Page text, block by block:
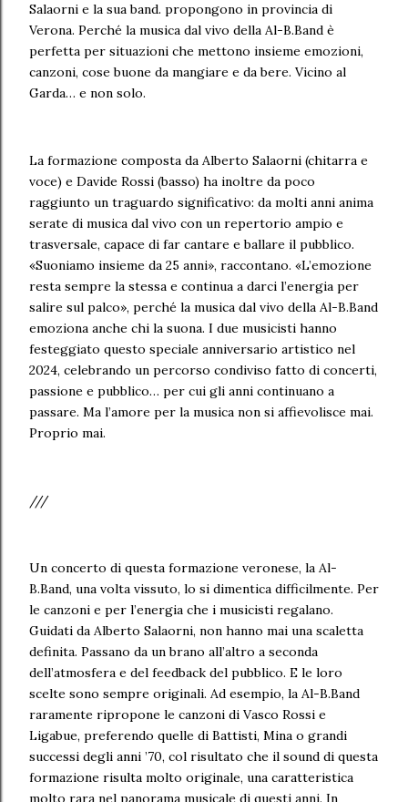
Salaorni e la sua band. propongono in provincia di
Verona. Perché la musica dal vivo della Al-B.Band è
perfetta per situazioni che mettono insieme emozioni,
canzoni, cose buone da mangiare e da bere. Vicino al
Garda… e non solo.
La formazione composta da Alberto Salaorni (chitarra e
voce) e Davide Rossi (basso) ha inoltre da poco
raggiunto un traguardo significativo: da molti anni anima
serate di musica dal vivo con un repertorio ampio e
trasversale, capace di far cantare e ballare il pubblico.
«Suoniamo insieme da 25 anni», raccontano. «L’emozione
resta sempre la stessa e continua a darci l’energia per
salire sul palco», perché la musica dal vivo della Al-B.Band
emoziona anche chi la suona. I due musicisti hanno
festeggiato questo speciale anniversario artistico nel
2024, celebrando un percorso condiviso fatto di concerti,
passione e pubblico… per cui gli anni continuano a
passare. Ma l’amore per la musica non si affievolisce mai.
Proprio mai.
///
Un concerto di questa formazione veronese, la Al-
B.Band, una volta vissuto, lo si dimentica difficilmente. Per
le canzoni e per l’energia che i musicisti regalano.
Guidati da Alberto Salaorni, non hanno mai una scaletta
definita. Passano da un brano all’altro a seconda
dell’atmosfera e del feedback del pubblico. E le loro
scelte sono sempre originali. Ad esempio, la Al-B.Band
raramente ripropone le canzoni di Vasco Rossi e
Ligabue, preferendo quelle di Battisti, Mina o grandi
successi degli anni ’70, col risultato che il sound di questa
formazione risulta molto originale, una caratteristica
molto rara nel panorama musicale di questi anni. In